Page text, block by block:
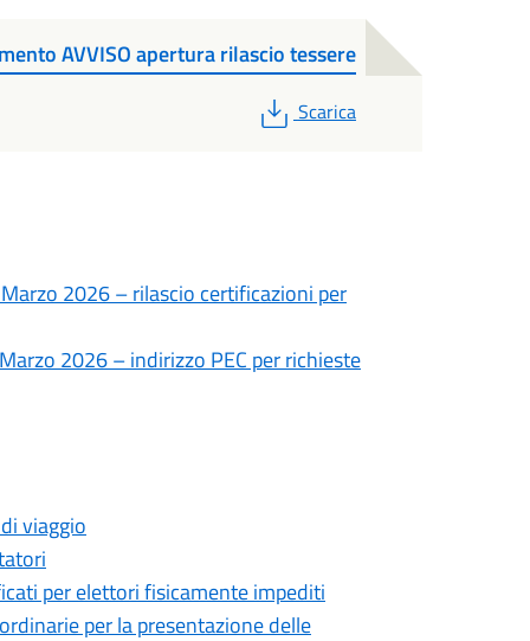
AVVISO apertura rilascio tessere
PDF
Scarica
2026 – rilascio certificazioni per
2026 – indirizzo PEC per richieste
viaggio
per elettori fisicamente impediti
per la presentazione delle